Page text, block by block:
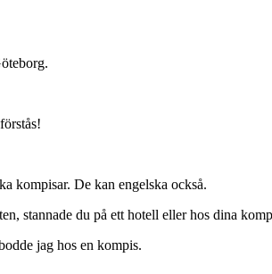
kompisar. De kan engelska också.
stannade du på ett hotell eller hos dina
jag hos en kompis.